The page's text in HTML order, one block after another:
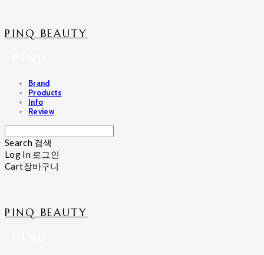
PINQ BEAUTY
Brand
Products
Info
Review
Search 검색
Log In 로그인
Cart장바구니
PINQ BEAUTY